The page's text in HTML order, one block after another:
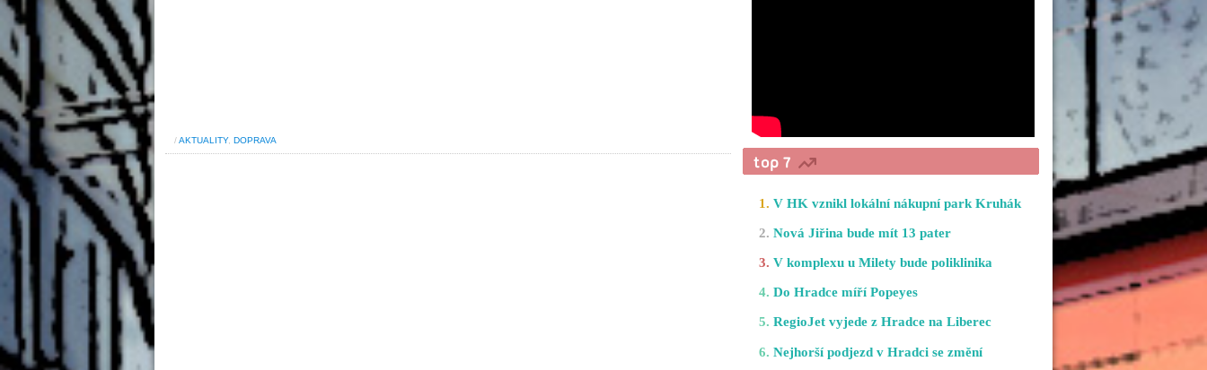
/AKTUALITY, DOPRAVA
1. V HK vznikl lokální nákupní park Kruhák
2. Nová Jiřina bude mít 13 pater
3. V komplexu u Milety bude poliklinika
4. Do Hradce míří Popeyes
5. RegioJet vyjede z Hradce na Liberec
6. Nejhorší podjezd v Hradci se změní